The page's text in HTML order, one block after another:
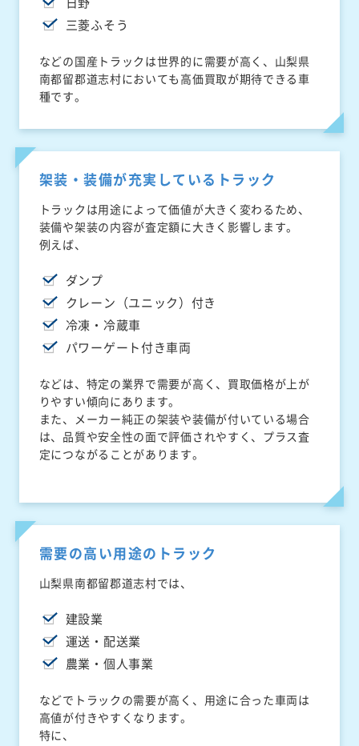
三菱ふそう
などの国産トラックは世界的に需要が高く、山梨県
南都留郡道志村においても高価買取が期待できる車
種です。
架装・装備が充実しているトラック
トラックは用途によって価値が大きく変わるため、
装備や架装の内容が査定額に大きく影響します。
例えば、
ダンプ
クレーン（ユニック）付き
冷凍・冷蔵車
パワーゲート付き車両
などは、特定の業界で需要が高く、買取価格が上が
りやすい傾向にあります。
また、メーカー純正の架装や装備が付いている場合
は、品質や安全性の面で評価されやすく、プラス査
定につながることがあります。
需要の高い用途のトラック
山梨県南都留郡道志村では、
建設業
運送・配送業
農業・個人事業
などでトラックの需要が高く、用途に合った車両は
高値が付きやすくなります。
特に、